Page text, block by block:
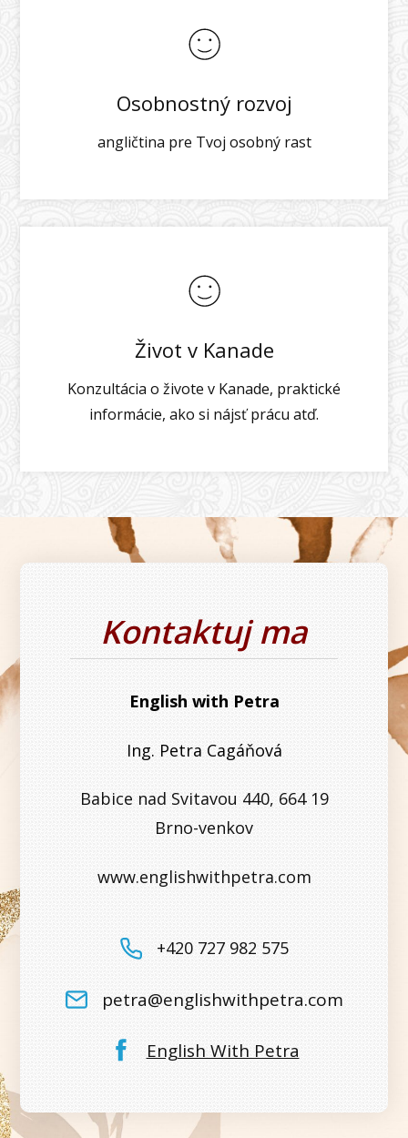
Osobnostný rozvoj
angličtina pre Tvoj osobný rast
Život v Kanade
Konzultácia o živote v Kanade, praktické
informácie, ako si nájsť prácu atď.
Kontaktuj ma
English with Petra
Ing. Petra Cagáňová
Babice nad Svitavou 440, 664 19
Brno-venkov
www.englishwithpetra.com
+420 727 982 575
petra@englishwithpetra.com
English With Petra